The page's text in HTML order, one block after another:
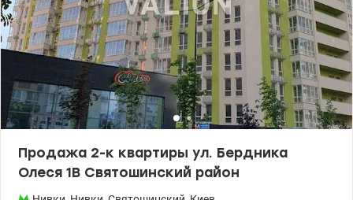
мастерские. Рядом расположен парк Радуга. Транспортная
доступность: до метро Нивки – 5 мин на авто или
общественным транспортом или 15 мин пешком, в центр города
– около 15 мин на авто. Дом введен в эксплуатацию в 2024 году.
Оформлено право собственности. Приглашаем на просмотр
Цена: 299500у.е. Валентина 0977893310 valion.ua/1149027
Продажа 2-к квартиры ул. Бердника
Олеся 1В Святошинский район